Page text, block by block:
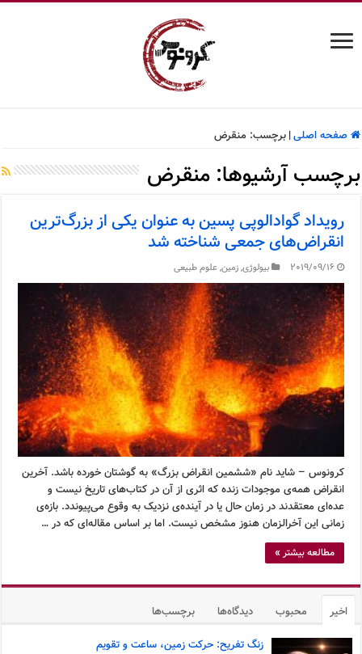
صفحه اصلی| برچسب: منقرض
برچسب آرشیوها:منقرض
رویداد گوادالوپی پسین به عنوان یکی از بزرگ‌ترین
انقراض‌های جمعی شناخته شد
2019/09/16 بیولوژی,زمین,علوم طبیعی
کرونوس – شاید نام «ششمین انقراض بزرگ» به گوشتان خورده باشد. آخرین
انقراض همه‌ی موجودات زنده که اثری از آن در کتاب‌های تاریخ نیست و
عده‌ای معتقدند در زمان حال یا در آینده‌ی نزدیک به وقوع می‌پیوندد. بازه‌ی
زمانی این آخرالزمان هنوز مشخص نیست. اما بر اساس مقاله‌ای که در …
مطالعه بیشتر »
اخیر محبوب دیدگاه‌ها برچسب‌ها
زنگ تفریح: حرکت زمین، ساعت و تقویم